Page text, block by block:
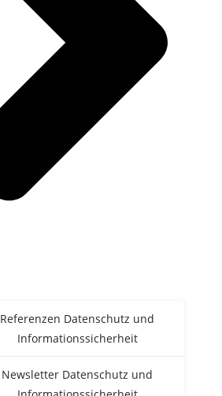
Refe­ren­zen Daten­schutz und
Informationssicherheit
News­let­ter Daten­schutz und